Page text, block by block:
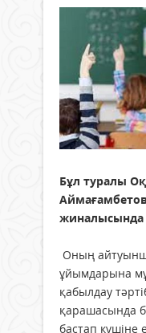
Бұл туралы
жиналысында
Оның
ұйымдарына
қабылдау
қарашасында
бастап күшіне